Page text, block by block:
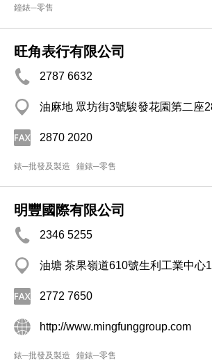
鐘錶─零售
旺角表行有限公司
2787 6632
油麻地 眾坊街3號駿發花園第二座
2870 2020
錶─批發及製造 鐘錶─零售
明豐國際有限公司
2346 5255
油塘 茶果嶺道610號生利工業中心
2772 7650
http://www.mingfunggroup.com
錶─批發及製造 鐘錶─零售